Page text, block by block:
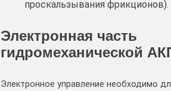
проскальзывания фрикционов).
Электронная часть
гидромеханической
Электронное управление необходимо